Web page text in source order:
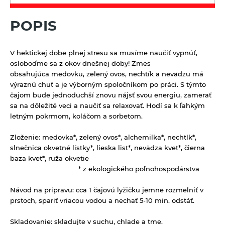
Kávoviny
Latte
Bujóny
Jednodruhové korenie
Pochutiny
Soľ
Špeciality so soľou
Zmesi korenia
Múky a krupice
Biele múky
Chlebové múky
Müsli a raňajkové cereálie
Horčice
Kečupy
Nátierky
Omáčky
Nápoje
100% ovocné šťavy
Cidre
Energetické prírodné nápoje
Kombuchy Mana Roots
Limonády a shoty mellos
Limonády Mana Roots
Limonády ostatné
Limonády STEGO
Mandľové, sójové a obilné nápoje
Octy, mäsové výrobky, oleje
Oleje
Octy
Prírodná kozmetika
Prírodné certifikované mydlá
Tuhé mydlá
Dezerty
Pufované a extrudované výrobky
Sirupy bez pridaného cukru
Sirupy bylinkové s trstinovým cukrom
Sirupy ovocné s trstinovým cukrom
Sladidlá a včelie produkty
POPIS
V hektickej dobe plnej stresu sa musíme naučiť vypnúť,
osloboďme sa z okov dnešnej doby! Zmes
obsahujúca medovku, zelený ovos, nechtík a nevädzu má
výraznú chuť a je výborným spoločníkom po práci. S týmto
čajom bude jednoduchší znovu nájsť svou energiu, zamerať
sa na dôležité veci a naučiť sa relaxovať. Hodí sa k ľahkým
letným pokrmom, koláčom a sorbetom.
Zloženie: medovka*, zelený ovos*, alchemilka*, nechtík*,
slnečnica okvetné lístky*, lieska list*, nevädza kvet*, čierna
baza kvet*, ruža okvetie
* z ekologického poľnohospodárstva
Návod na prípravu: cca 1 čajovú lyžičku jemne rozmelniť v
prstoch, spariť vriacou vodou a nechať 5-10 min. odstáť.
Skladovanie: skladujte v suchu, chlade a tme.